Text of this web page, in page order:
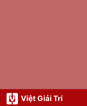
Việt Giải Trí